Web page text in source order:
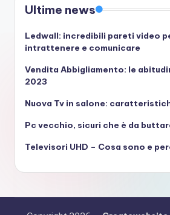
Ultime news
Ledwall: incredibili pareti video
intrattenere e comunicare
Vendita Abbigliamento: le
2023
Nuova Tv in salone:
Pc vecchio, sicuri che è da
Televisori UHD – Cosa sono e